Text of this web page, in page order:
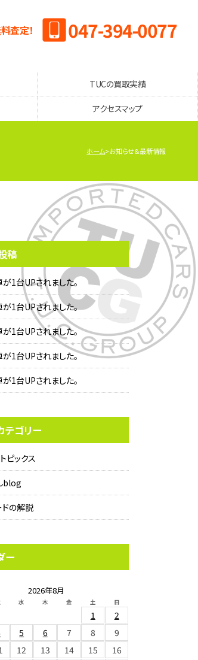
査定！ 047-394-0077
TUCの買取実績
アクセスマップ
ホーム お知らせ＆最新情報
稿
1台UPされました。
1台UPされました。
1台UPされました。
1台UPされました。
1台UPされました。
テゴリー
ピックス
blog
の解説
ー
2026年8月
水 木 金 土 日
1
2
5 6 7 8
9
12 13 14 15
16